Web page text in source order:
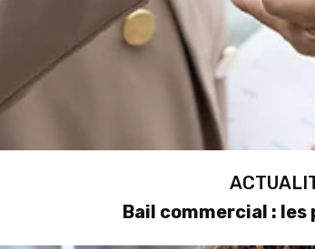
Bail commercial :